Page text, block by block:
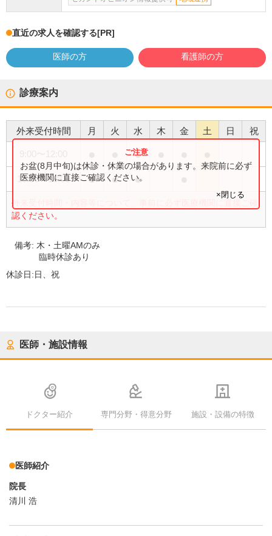
直近の求人を確認する[PR]
医師の方 看護師の方
診療案内
外来受付時間 月 火 水 木 金 土 日 祝
●
15:00〜18:00 ● ● ●
外来受付時間・内容等について、事前に必ず医療機関に直接ご確
認ください。
お盆(8月中旬)は休診・休業の場合があります。来院前に必ず
医療機関に直接ご確認ください。
×閉じる
備考: 木・土曜AMのみ
臨時休診あり
休診日:日、祝
医師・施設情報
ドクター紹介 専門分野・得意分野 施設・設備の特徴
医師紹介
院長
清川 浩